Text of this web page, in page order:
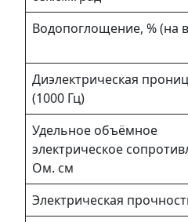
Водопоглощение, % (на
Диэлектрическая
(1000 Гц)
Удельное объёмное
электрическое
Ом. см
Электрическая